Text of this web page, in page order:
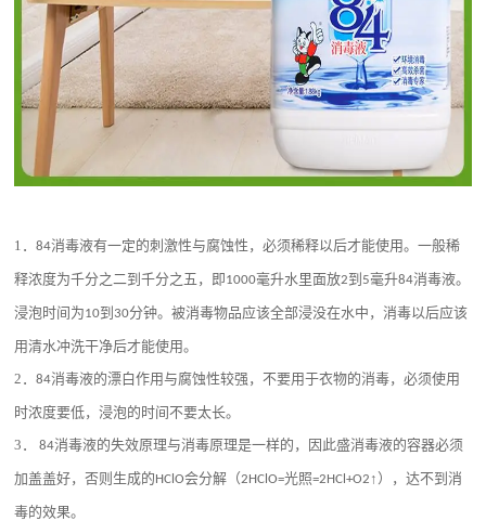
1 ．84消毒液有一定的刺激性与腐蚀性，必须稀释以后才能使用。一般稀
释浓度为千分之二到千分之五，即1000毫升水里面放2到 5毫升84消毒液。
浸泡时间为10到 30分钟。被消毒物品应该全部浸没在水中，消毒以后应该
用清水冲洗干净后才能使用。
2 ．84消毒液的漂白作用与腐蚀性较强，不要用于衣物的消毒，必须使用
时浓度要低，浸泡的时间不要太长。
3 ．84消毒液的失效原理与消毒原理是一样的，因此盛消毒液的容器必须
加盖盖好，否则生成的HClO会分解（2HClO=光照=2HCl+O2 ↑），达不到消
毒的效果。